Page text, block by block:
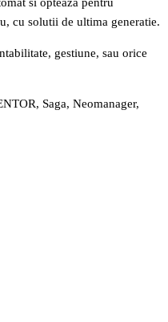
cu solutii de ultima generatie.
gestiune, sau orice
Saga, Neomanager,